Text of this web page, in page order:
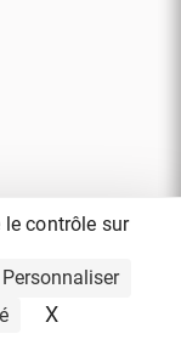
le contrôle sur
Personnaliser
XMasquer le